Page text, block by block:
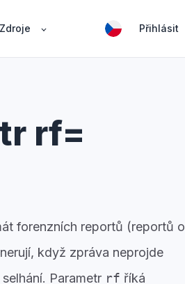
Zdroje Přihlásit
rf=
forenzních reportů (reportů o
když zpráva neprojde
Parametr rf říká